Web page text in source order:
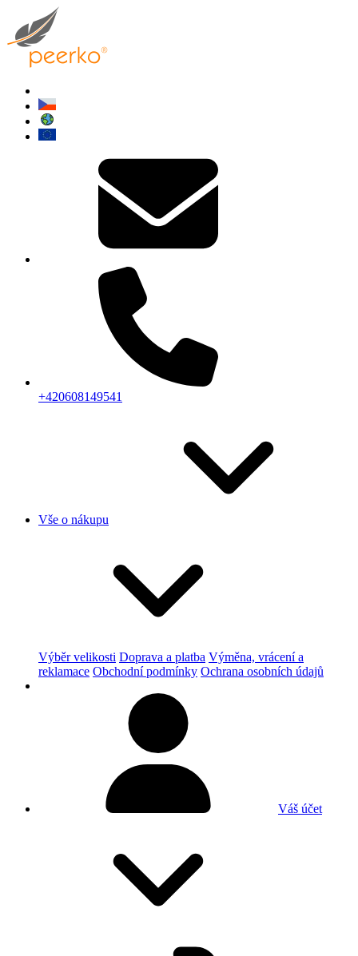
+420608149541
Vše o nákupu
Výběr velikosti Doprava a platba Výměna, vrácení a
reklamace Obchodní podmínky Ochrana osobních údajů
Váš účet